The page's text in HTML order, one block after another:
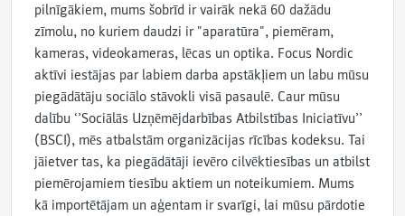
pilnīgākiem, mums šobrīd ir vairāk nekā 60 dažādu
zīmolu, no kuriem daudzi ir "aparatūra", piemēram,
kameras, videokameras, lēcas un optika. Focus Nordic
aktīvi iestājas par labiem darba apstākļiem un labu mūsu
piegādātāju sociālo stāvokli visā pasaulē. Caur mūsu
dalību ‘’Sociālās Uzņēmējdarbības Atbilstības Iniciatīvu’’
(BSCI), mēs atbalstām organizācijas rīcības kodeksu. Tai
jāietver tas, ka piegādātāji ievēro cilvēktiesības un atbilst
piemērojamiem tiesību aktiem un noteikumiem. Mums
kā importētājam un aģentam ir svarīgi, lai mūsu pārdotie